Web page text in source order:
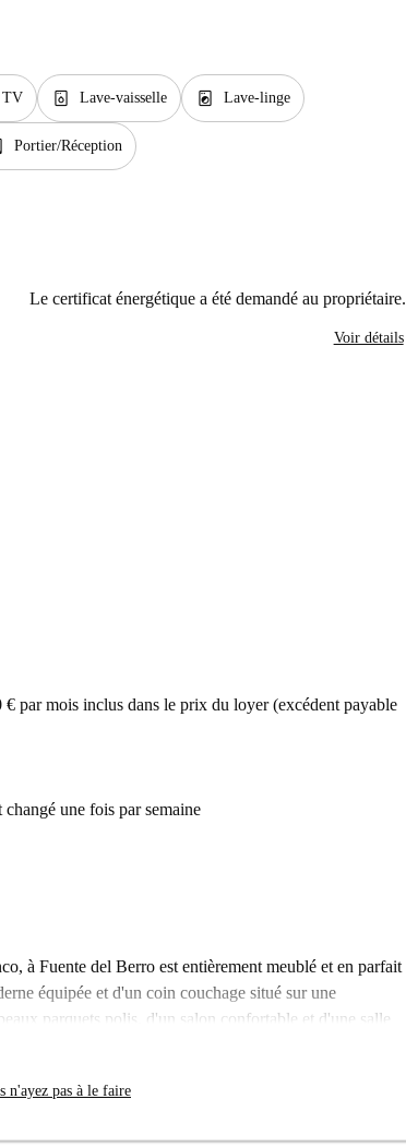
TV dishwasher_gen Lave-vaisselle local_laundry_service Lave-linge
Portier/Réception
Le certificat énergétique a été demandé au propriétaire.
Voir détails
par mois inclus dans le prix du loyer (excédent payable
une fois par semaine
à Fuente del Berro est entièrement meublé et en parfait
équipée et d'un coin couchage situé sur une
parquets polis, d'un salon confortable et d'une salle
sont installés partout, vous serez donc à l'aise toute
est bien desservi par les transports en commun du reste
n'ayez pas à le faire